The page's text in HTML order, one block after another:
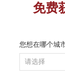
免费
您想在哪个城